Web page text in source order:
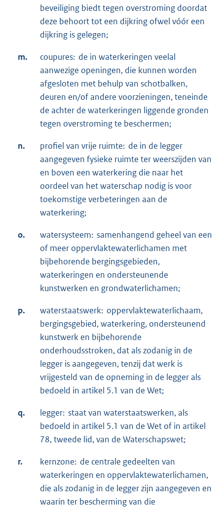
beveiliging biedt tegen overstroming doordat
deze behoort tot een dijkring ofwel vóór een
dijkring is gelegen;
m.
coupures: de in waterkeringen veelal
aanwezige openingen, die kunnen worden
afgesloten met behulp van schotbalken,
deuren en/of andere voorzieningen, teneinde
de achter de waterkeringen liggende gronden
tegen overstroming te beschermen;
n.
profiel van vrije ruimte: de in de legger
aangegeven fysieke ruimte ter weerszijden van
en boven een waterkering die naar het
oordeel van het waterschap nodig is voor
toekomstige verbeteringen aan de
waterkering;
o.
watersysteem: samenhangend geheel van een
of meer oppervlaktewaterlichamen met
bijbehorende bergingsgebieden,
waterkeringen en ondersteunende
kunstwerken en grondwaterlichamen;
p.
waterstaatswerk: oppervlaktewaterlichaam,
bergingsgebied, waterkering, ondersteunend
kunstwerk en bijbehorende
onderhoudsstroken, dat als zodanig in de
legger is aangegeven, tenzij dat werk is
vrijgesteld van de opneming in de legger als
bedoeld in artikel 5.1 van de Wet;
q.
legger: staat van waterstaatswerken, als
bedoeld in artikel 5.1 van de Wet of in artikel
78, tweede lid, van de Waterschapswet;
r.
kernzone: de centrale gedeelten van
waterkeringen en oppervlaktewaterlichamen,
die als zodanig in de legger zijn aangegeven en
waarin ter bescherming van die